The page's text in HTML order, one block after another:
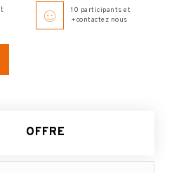
10 participants et
+contactez nous
OFFRE